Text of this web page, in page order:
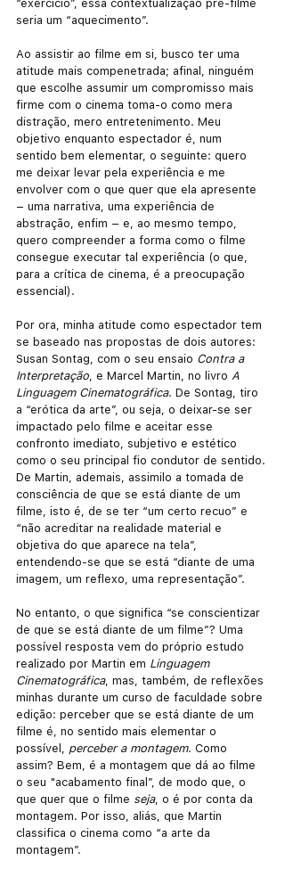
“exercício”, essa contextualização pré-filme
seria um “aquecimento”.
Ao assistir ao filme em si, busco ter uma
atitude mais compenetrada; afinal, ninguém
que escolhe assumir um compromisso mais
firme com o cinema toma-o como mera
distração, mero entretenimento. Meu
objetivo enquanto espectador é, num
sentido bem elementar, o seguinte: quero
me deixar levar pela experiência e me
envolver com o que quer que ela apresente
– uma narrativa, uma experiência de
abstração, enfim – e, ao mesmo tempo,
quero compreender a forma como o filme
consegue executar tal experiência (o que,
para a crítica de cinema, é a preocupação
essencial).
Por ora, minha atitude como espectador tem
se baseado nas propostas de dois autores:
Susan Sontag, com o seu ensaio Contra a
Interpretação , e Marcel Martin, no livro A
Linguagem Cinematográfica. De Sontag, tiro
a “erótica da arte”, ou seja, o deixar-se ser
impactado pelo filme e aceitar esse
confronto imediato, subjetivo e estético
como o seu principal fio condutor de sentido.
De Martin, ademais, assimilo a tomada de
consciência de que se está diante de um
filme, isto é, de se ter “um certo recuo” e
“não acreditar na realidade material e
objetiva do que aparece na tela”,
entendendo-se que se está “diante de uma
imagem, um reflexo, uma representação”.
No entanto, o que significa “se conscientizar
de que se está diante de um filme”? Uma
possível resposta vem do próprio estudo
realizado por Martin em Linguagem
Cinematográfica, mas, também, de reflexões
minhas durante um curso de faculdade sobre
edição: perceber que se está diante de um
filme é, no sentido mais elementar o
possível, perceber a montagem. Como
assim? Bem, é a montagem que dá ao filme
o seu "acabamento final”, de modo que, o
que quer que o filme seja, o é por conta da
montagem. Por isso, aliás, que Martin
classifica o cinema como “a arte da
montagem”.